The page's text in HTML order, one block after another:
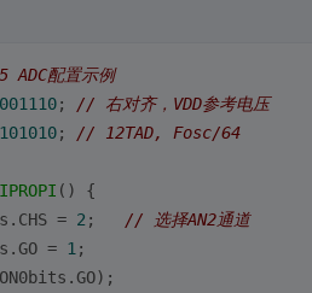
配置示例
; // 右对齐，VDD参考电压
; // 12TAD, Fosc/64
()
{
=
2 ; // 选择AN2通道
=
1 ;